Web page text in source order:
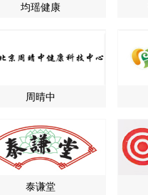
均瑶健康
周晴中
泰谦堂